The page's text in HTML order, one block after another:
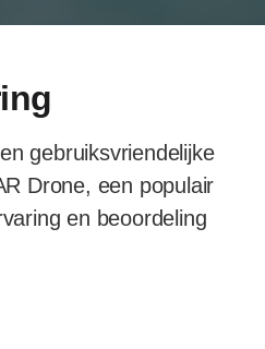
gebruiksvriendelijke
Drone, een populair
en beoordeling